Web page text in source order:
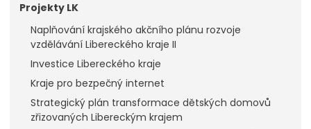
Projekty LK
Naplňování krajského akčního plánu rozvoje
vzdělávání Libereckého kraje II
Investice Libereckého kraje
Kraje pro bezpečný internet
Strategický plán transformace dětských domovů
zřizovaných Libereckým krajem